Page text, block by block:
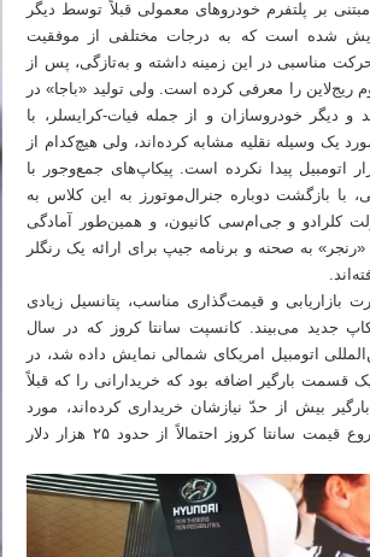
بر پلتفرم خودروهای معمولی قبلاً توسط دیگر
شده است که به درجات مختلفی از موفقیت
مناسبی در این زمینه داشته و به‌تازگی، پس از
را معرفی کرده است. ولی تولید «باجا» در
شد و دیگر خودروسازان و از جمله فیات-کرایسلر، با
یک وسیله نقلیه مشابه کرده‌اند، ولی هیچ‌کدام از
اتومبیل پیدا نکرده است. پیکاپ‌های جمع‌وجور با
با بازگشت دوباره جنرال‌موتورز به این کلاس به
کلرادو و جی‌ام‌سی کانیون، و همین‌طور آمادگی
«رنجر» به صحنه و برنامه جیپ برای ارائه یک رنگلر
بازاریابی و قیمت‌گذاری مناسب، پتانسیل زیادی
جدید می‌بیند. کانسپت سانتا کروز که در سال
بین‌المللی اتومبیل امریکای شمالی نمایش داده شد، در
قسمت بارگیر اضافه بود که خریدارانی را که قبلاً‌
بیش از حدّ نیازشان خریداری کرده‌اند، مورد
هدف قرار می‌داد. شروع قیمت سانتا کروز احتمالاً از حدود ۲۵ هزار دلار